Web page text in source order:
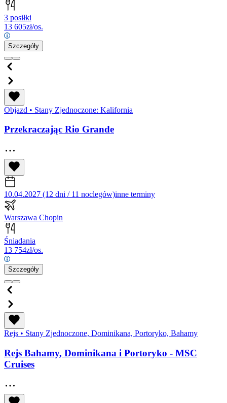
3 posiłki
13 605zł/os.
Szczegóły
Objazd • Stany Zjednoczone: Kalifornia
Przekraczając Rio Grande
10.04.2027 (12 dni / 11 noclegów)inne terminy
Warszawa Chopin
Śniadania
13 754zł/os.
Szczegóły
Rejs • Stany Zjednoczone, Dominikana, Portoryko, Bahamy
Rejs Bahamy, Dominikana i Portoryko - MSC
Cruises